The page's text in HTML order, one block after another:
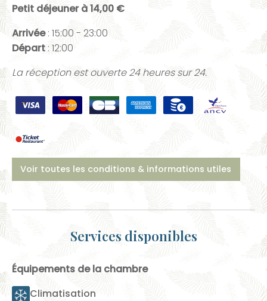
Petit déjeuner à 14,00 €
Arrivée: 15:00 - 23:00
Départ : 12:00
La réception est ouverte 24 heures sur 24.
Voir toutes les conditions & informations utiles
Services disponibles
Équipements de la chambre
Climatisation